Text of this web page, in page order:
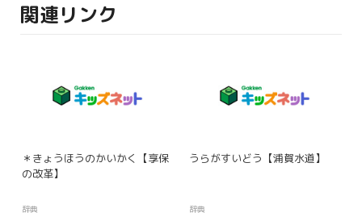
関連リンク
＊きょうほうのかいかく【享保
の改革】
辞典
うらがすいどう【浦賀水道】
辞典